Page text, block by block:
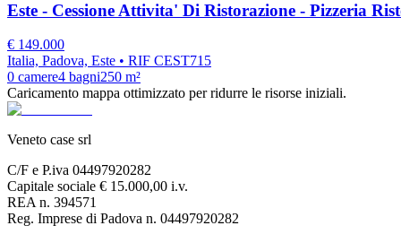
Este - Cessione Attivita' Di Ristorazione - Pizzeria
€ 149.000
Italia, Padova, Este • RIF CEST715
0 camere4 bagni250 m²
Caricamento mappa ottimizzato per ridurre le risorse iniziali.
Veneto case srl
C/F e P.iva 04497920282
Capitale sociale € 15.000,00 i.v.
REA n. 394571
Reg. Imprese di Padova n. 04497920282